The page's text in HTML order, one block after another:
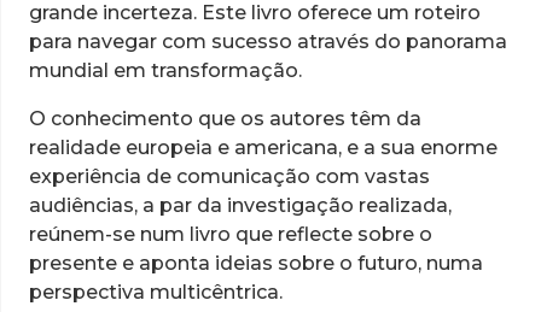
grande incerteza. Este livro oferece um roteiro
para navegar com sucesso através do panorama
mundial em transformação.
O conhecimento que os autores têm da
realidade europeia e americana, e a sua enorme
experiência de comunicação com vastas
audiências, a par da investigação realizada,
reúnem-se num livro que reflecte sobre o
presente e aponta ideias sobre o futuro, numa
perspectiva multicêntrica.